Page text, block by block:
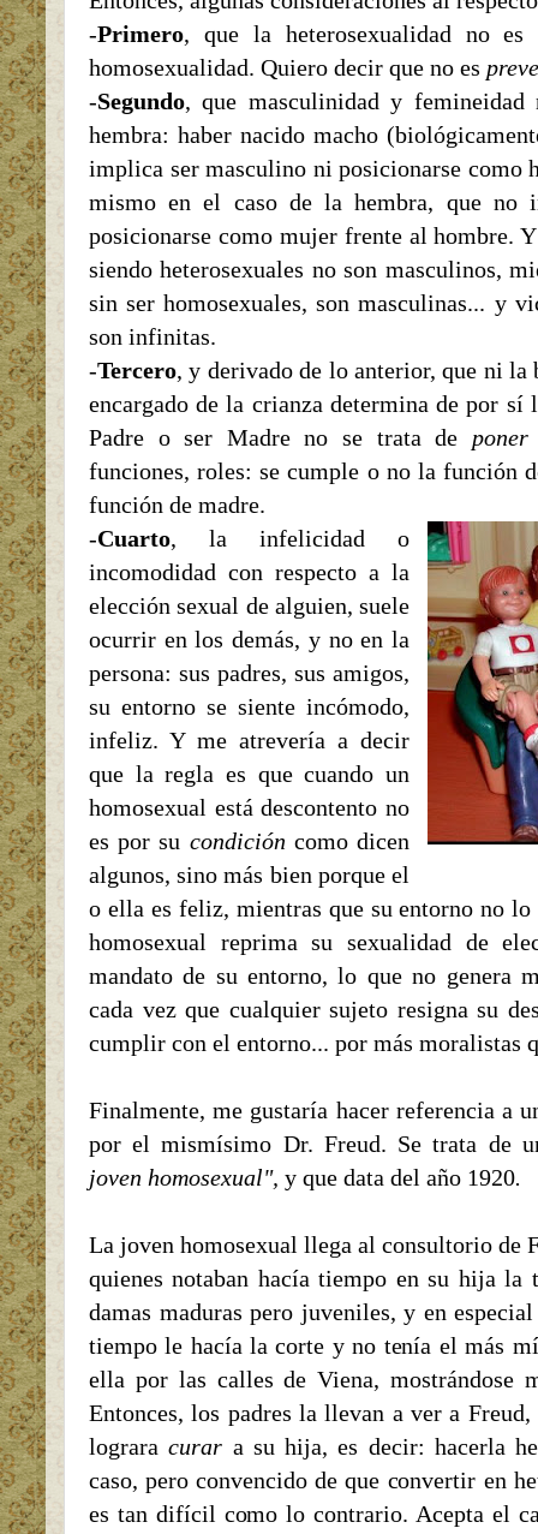
-Primero, que la heterosexualidad no es
homosexualidad. Quiero decir que no es
-Segundo, que masculinidad y
hembra: haber nacido macho
implica ser masculino ni posicionarse como
mismo en el caso de la hembra, que no
posicionarse como mujer frente al hombre.
siendo heterosexuales no son masculinos,
sin ser homosexuales, son masculinas... y
son infinitas.
-Tercero, y derivado de lo anterior, que ni
encargado de la crianza determina de por sí
Padre o ser Madre no se trata de
funciones, roles: se cumple o no la función
función de madre.
-Cuarto, la infelicidad o
incomodidad con respecto a la
elección sexual de alguien, suele
ocurrir en los demás, y no en la
persona: sus padres, sus amigos,
su entorno se siente incómodo,
infeliz. Y me atrevería a decir
que la regla es que cuando un
homosexual está descontento no
es por su condición como dicen
algunos, sino más bien porque el
o ella es feliz, mientras que su entorno no lo
homosexual reprima su sexualidad de
mandato de su entorno, lo que no genera
cada vez que cualquier sujeto resigna su
cumplir con el entorno... por más moralistas
Finalmente, me gustaría hacer referencia a
por el mismísimo Dr. Freud. Se trata de
joven homosexual", y que data del año 1920.
La joven homosexual llega al consultorio de
quienes notaban hacía tiempo en su hija la
damas maduras pero juveniles, y en
tiempo le hacía la corte y no tenía el más
ella por las calles de Viena, mostrándose
Entonces, los padres la llevan a ver a
lograracurar a su hija, es decir: hacerla
caso, pero convencido de que convertir en
es tan difícil como lo contrario. Acepta el